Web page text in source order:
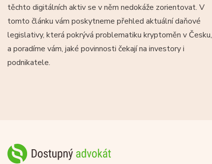
těchto digitálních aktiv se v něm nedokáže zorientovat. V
tomto článku vám poskytneme přehled aktuální daňové
legislativy, která pokrývá problematiku kryptoměn v Česku,
a poradíme vám, jaké povinnosti čekají na investory i
podnikatele.